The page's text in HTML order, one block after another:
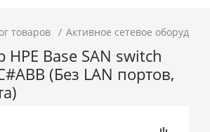
товаров Активное сетевое
HPE Base SAN switch
(Без LAN портов,